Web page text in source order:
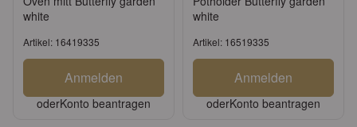
white
Artikel: 16419335
Anmelden
oderKonto beantragen
white
Artikel: 16519335
Anmelden
oderKonto beantragen